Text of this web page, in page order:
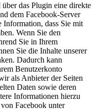
das Plugin eine direkte
dem Facebook-Server
Information, dass Sie mit
Wenn Sie den
Sie in Ihrem
Sie die Inhalte unserer
Dadurch kann
Benutzerkonto
als Anbieter der Seiten
Daten sowie deren
Informationen hierzu
Facebook unter